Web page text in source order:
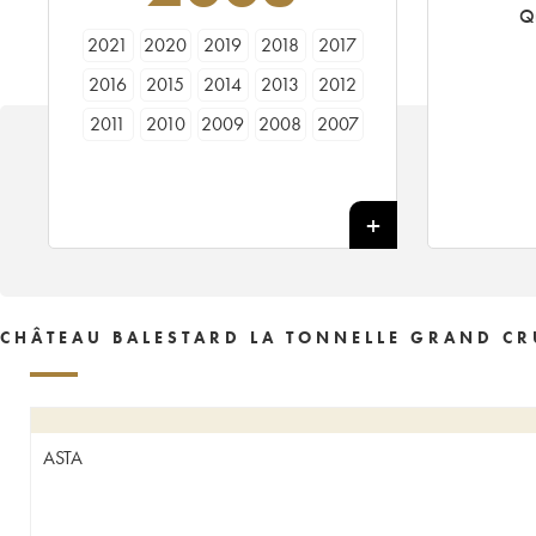
2021 2020 2019 2018
2017
2016
2015 2014 2013
2012
2011
2010 2009 2008
2007
1997
1996
1995 1994 1993
1992
1967
1966 1964 1962
1961
CHÂTEAU BALESTARD LA TONNELLE GRAND
ASTA